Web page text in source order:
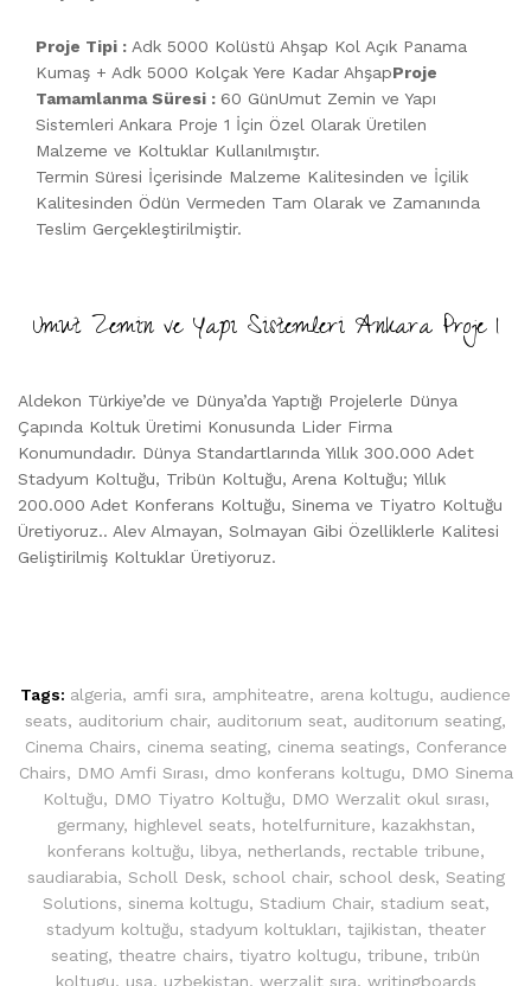
Proje Tipi : Adk 5000 Kolüstü Ahşap Kol Açık Panama
Kumaş + Adk 5000 Kolçak Yere Kadar AhşapProje
Tamamlanma Süresi : 60 GünUmut Zemin ve Yapı
Sistemleri Ankara Proje 1 İçin Özel Olarak Üretilen
Malzeme ve Koltuklar Kullanılmıştır.
Termin Süresi İçerisinde Malzeme Kalitesinden ve İçilik
Kalitesinden Ödün Vermeden Tam Olarak ve Zamanında
Teslim Gerçekleştirilmiştir.
Umut Zemin ve Yapı Sistemleri Ankara Proje 1
Aldekon Türkiye’de ve Dünya’da Yaptığı Projelerle Dünya
Çapında Koltuk Üretimi Konusunda Lider Firma
Konumundadır. Dünya Standartlarında Yıllık 300.000 Adet
Stadyum Koltuğu, Tribün Koltuğu, Arena Koltuğu; Yıllık
200.000 Adet Konferans Koltuğu, Sinema ve Tiyatro Koltuğu
Üretiyoruz.. Alev Almayan, Solmayan Gibi Özelliklerle Kalitesi
Geliştirilmiş Koltuklar Üretiyoruz.
Tags: algeria, amfi sıra, amphiteatre, arena koltugu, audience
seats, auditorium chair, auditorıum seat, auditorıum seating,
Cinema Chairs, cinema seating, cinema seatings, Conferance
Chairs, DMO Amfi Sırası, dmo konferans koltugu, DMO Sinema
Koltuğu, DMO Tiyatro Koltuğu, DMO Werzalit okul sırası,
germany, highlevel seats, hotelfurniture, kazakhstan,
konferans koltuğu, libya, netherlands, rectable tribune,
saudiarabia, Scholl Desk, school chair, school desk, Seating
Solutions, sinema koltugu, Stadium Chair, stadium seat,
stadyum koltuğu, stadyum koltukları, tajikistan, theater
seating, theatre chairs, tiyatro koltugu, tribune, trıbün
koltugu, usa, uzbekistan, werzalit sıra, writingboards